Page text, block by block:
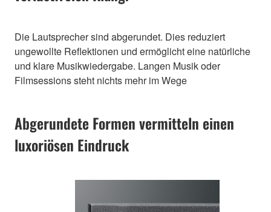
Die Lautsprecher sind abgerundet. Dies reduziert
ungewollte Reflektionen und ermöglicht eine natürliche
und klare Musikwiedergabe. Langen Musik oder
Filmsessions steht nichts mehr im Wege
Abgerundete Formen vermitteln einen
luxoriösen Eindruck